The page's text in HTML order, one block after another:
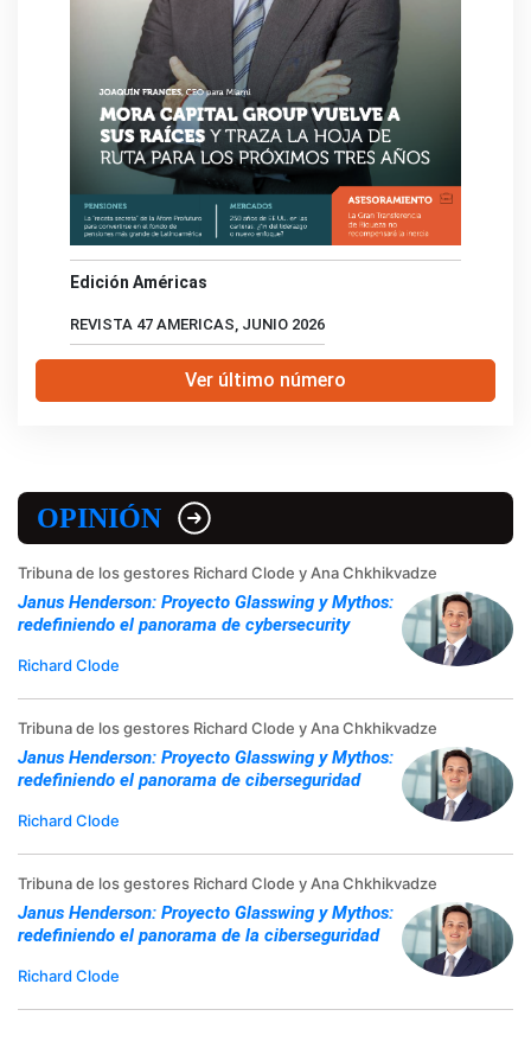
Edición Américas
REVISTA 47 AMERICAS, JUNIO 2026
Ver último número
OPINIÓN
Tribuna de los gestores Richard Clode y Ana Chkhikvadze
Janus Henderson: Proyecto Glasswing y Mythos:
redefiniendo el panorama de cybersecurity
Richard Clode
Tribuna de los gestores Richard Clode y Ana Chkhikvadze
Janus Henderson: Proyecto Glasswing y Mythos:
redefiniendo el panorama de ciberseguridad
Richard Clode
Tribuna de los gestores Richard Clode y Ana Chkhikvadze
Janus Henderson: Proyecto Glasswing y Mythos:
redefiniendo el panorama de la ciberseguridad
Richard Clode